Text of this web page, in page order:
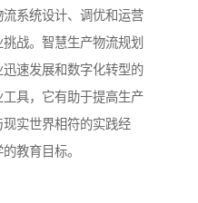
系统设计、调优和运营
战。智慧生产物流规划
速发展和数字化转型的
具，它有助于提高生产
实世界相符的实践经
教育目标。